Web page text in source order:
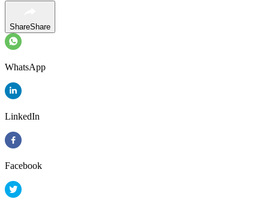
ShareShare
WhatsApp
LinkedIn
Facebook